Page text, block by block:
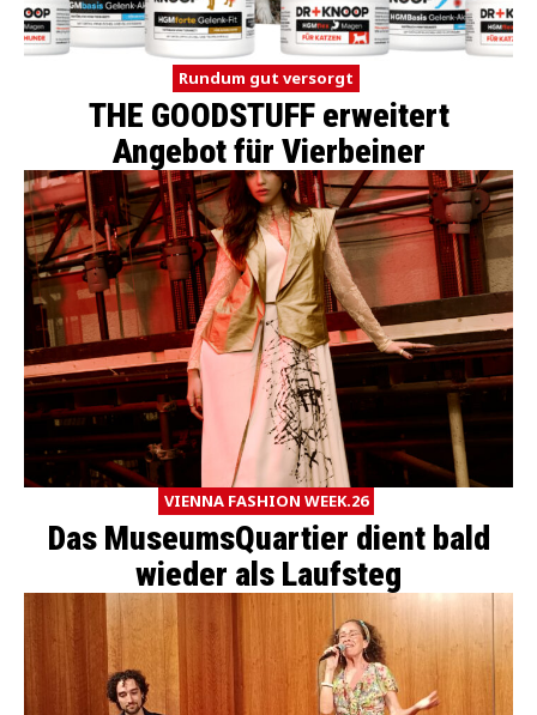
Rundum gut versorgt
THE GOODSTUFF erweitert
Angebot für Vierbeiner
VIENNA FASHION WEEK.26
Das MuseumsQuartier dient bald
wieder als Laufsteg